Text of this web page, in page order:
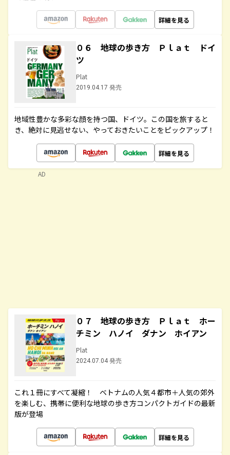
詳細を見る
０６ 地球の歩き方 Ｐｌａｔ ドイ
ツ
Plat
2019.04.17 発売
地域性豊かな多彩な顔を持つ国、ドイツ。この国を旅すると
き、絶対に見逃せない、やっておきたいことをピックアップ！
詳細を見る
０７ 地球の歩き方 Ｐｌａｔ ホー
チミン ハノイ ダナン ホイアン
Plat
2024.07.04 発売
これ１冊にすべて凝縮！ ベトナムの人気４都市＋人気の郊外
を楽しむ、携帯に便利な地球の歩き方コンパクトガイドの最新
版が登場
詳細を見る
AD